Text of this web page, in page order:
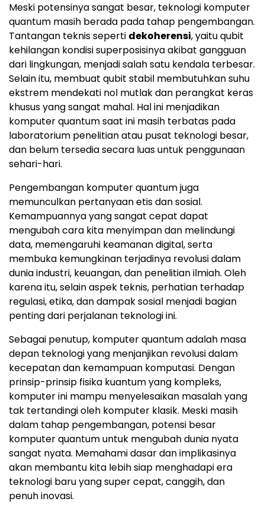
Meski potensinya sangat besar, teknologi komputer
quantum masih berada pada tahap pengembangan.
Tantangan teknis seperti dekoherensi, yaitu qubit
kehilangan kondisi superposisinya akibat gangguan
dari lingkungan, menjadi salah satu kendala terbesar.
Selain itu, membuat qubit stabil membutuhkan suhu
ekstrem mendekati nol mutlak dan perangkat keras
khusus yang sangat mahal. Hal ini menjadikan
komputer quantum saat ini masih terbatas pada
laboratorium penelitian atau pusat teknologi besar,
dan belum tersedia secara luas untuk penggunaan
sehari-hari.
Pengembangan komputer quantum juga
memunculkan pertanyaan etis dan sosial.
Kemampuannya yang sangat cepat dapat
mengubah cara kita menyimpan dan melindungi
data, memengaruhi keamanan digital, serta
membuka kemungkinan terjadinya revolusi dalam
dunia industri, keuangan, dan penelitian ilmiah. Oleh
karena itu, selain aspek teknis, perhatian terhadap
regulasi, etika, dan dampak sosial menjadi bagian
penting dari perjalanan teknologi ini.
Sebagai penutup, komputer quantum adalah masa
depan teknologi yang menjanjikan revolusi dalam
kecepatan dan kemampuan komputasi. Dengan
prinsip-prinsip fisika kuantum yang kompleks,
komputer ini mampu menyelesaikan masalah yang
tak tertandingi oleh komputer klasik. Meski masih
dalam tahap pengembangan, potensi besar
komputer quantum untuk mengubah dunia nyata
sangat nyata. Memahami dasar dan implikasinya
akan membantu kita lebih siap menghadapi era
teknologi baru yang super cepat, canggih, dan
penuh inovasi.